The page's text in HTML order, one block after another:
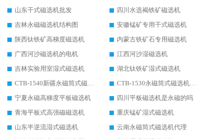
山东干式磁选机批发
四川水选褐铁矿磁选机
吉林永磁磁选机结构图
安徽锰矿专用干式磁选机
陕西钛铁矿高梯度磁选机
内蒙古铁矿石专用磁选机
广西河沙磁选机的电机
江西河沙湿磁选机
吉林实验用室湿式磁选机
湖北钛铁矿湿式磁选机
CTB-1540新疆永磁筒式磁选机
CTB-1530永磁筒式磁选机代理商
宁夏永磁高梯度平板磁选机
四川平板磁选机是永磁的吗
青海平板式高强磁磁选机
重庆锰矿湿式磁选机
山东半逆流湿式磁选机
云南永磁筒式磁选机代理